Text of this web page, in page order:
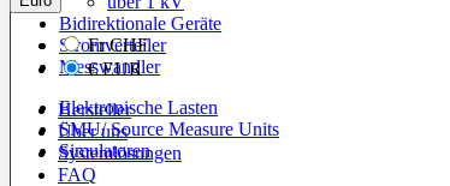
Bidirektionale Geräte
Stromverteiler
Messwandler
Elektronische Lasten
SMU/ Source Measure Units
Simulatoren
FrCHF
€EUR
Hersteller
Über uns
Systemlösungen
FAQ